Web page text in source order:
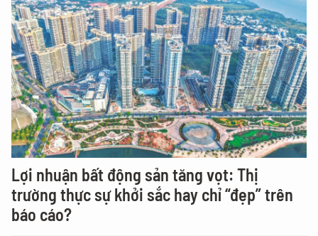
Lợi nhuận bất động sản tăng vọt: Thị
trường thực sự khởi sắc hay chỉ “đẹp” trên
báo cáo?